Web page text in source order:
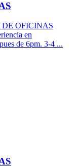
OFICINAS
en
de 6pm. 3-4 ...